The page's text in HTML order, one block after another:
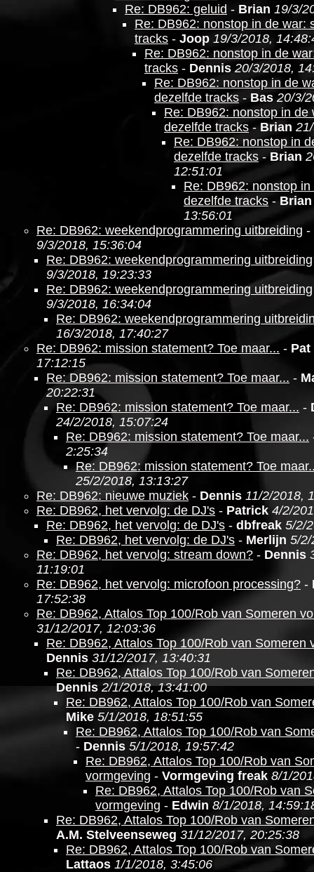
Re: DB962: geluid - Brian 19/3/
Re: DB962: nonstop in de war:
tracks - Joop 19/3/2018,
Re: DB962: nonstop in de
tracks - Dennis 20/3/2018,
Re: DB962: nonstop in de
dezelfde tracks - Bas 20/3/
Re: DB962: nonstop in de
dezelfde tracks - Brian
Re: DB962: nonstop in
dezelfde tracks - Brian
12:51:01
Re: DB962: nonstop
dezelfde tracks - Brian
13:56:01
Re: DB962: weekendprogrammering uitbreiding -
9/3/2018, 15:36:04
Re: DB962: weekendprogrammering uitbreiding
9/3/2018, 19:23:33
Re: DB962: weekendprogrammering uitbreiding
9/3/2018, 16:34:04
Re: DB962: weekendprogrammering
16/3/2018, 17:40:27
Re: DB962: mission statement? Toe maar... - Pat
17:12:15
Re: DB962: mission statement? Toe maar... -
20:22:31
Re: DB962: mission statement? Toe maar... -
24/2/2018, 15:07:24
Re: DB962: mission statement? Toe maar...
2:25:34
Re: DB962: mission statement? Toe
25/2/2018, 13:13:27
Re: DB962: nieuwe muziek - Dennis 11/2/2018,
Re: DB962, het vervolg: de DJ's - Patrick 4/2/
Re: DB962, het vervolg: de DJ's - dbfreak 5/2/
Re: DB962, het vervolg: de DJ's - Merlijn 5/2/
Re: DB962, het vervolg: stream down? - Dennis
11:19:01
Re: DB962, het vervolg: microfoon processing? -
17:52:38
Re: DB962, Attalos Top 100/Rob van Someren
31/12/2017, 12:03:36
Re: DB962, Attalos Top 100/Rob van Someren
Dennis 31/12/2017, 13:40:31
Re: DB962, Attalos Top 100/Rob van
Dennis 2/1/2018, 13:41:00
Re: DB962, Attalos Top 100/Rob van
Mike 5/1/2018, 18:51:55
Re: DB962, Attalos Top 100/Rob van
- Dennis 5/1/2018, 19:57:42
Re: DB962, Attalos Top 100/Rob van
vormgeving - Vormgeving freak 8/1/
Re: DB962, Attalos Top 100/Rob van
vormgeving - Edwin 8/1/2018,
Re: DB962, Attalos Top 100/Rob van
A.M. Stelveenseweg 31/12/2017, 20:25:38
Re: DB962, Attalos Top 100/Rob van
Lattaos 1/1/2018, 3:45:06